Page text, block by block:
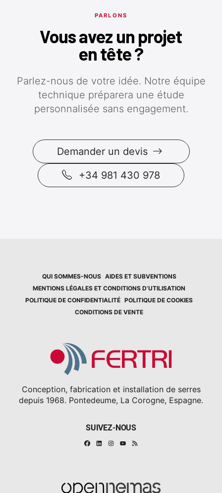
PARLONS
Vous avez un projet
en tête ?
Parlez-nous de votre idée. Notre équipe
technique préparera une étude
personnalisée sans engagement.
Demander un devis
+34 981 430 978
QUI SOMMES-NOUS AIDES ET SUBVENTIONS
MENTIONS LÉGALES ET CONDITIONS D’UTILISATION
POLITIQUE DE CONFIDENTIALITÉ POLITIQUE DE COOKIES
CONDITIONS DE VENTE
Conception, fabrication et installation de serres
depuis 1968. Pontedeume, La Corogne, Espagne.
SUIVEZ-NOUS
FacebookLinkedinInstagram